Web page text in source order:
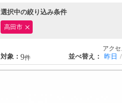
選択中の絞り込み条件
高田市
対象： 9件 並べ替え：
アク
昨日